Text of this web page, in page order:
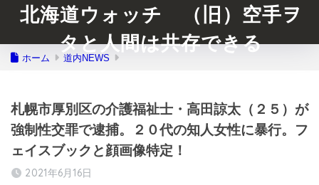
北海道ウォッチ （旧）空手ヲ
タと人間は共存できる
ホーム 道内NEWS
札幌市厚別区の介護福祉士・高田諒太（２５）が
強制性交罪で逮捕。２０代の知人女性に暴行。フ
ェイスブックと顔画像特定！
2021年6月16日